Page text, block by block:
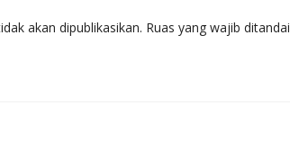
akan dipublikasikan. Ruas yang wajib ditandai